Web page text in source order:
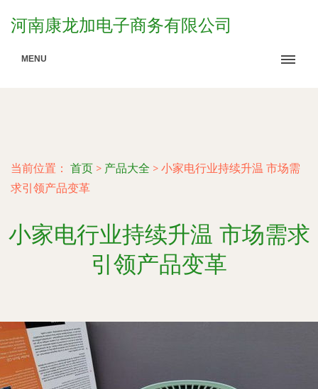
河南康龙加电子商务有限公司
MENU
当前位置： 首页 > 产品大全 > 小家电行业持续升温 市场需
求引领产品变革
小家电行业持续升温 市场需求
引领产品变革